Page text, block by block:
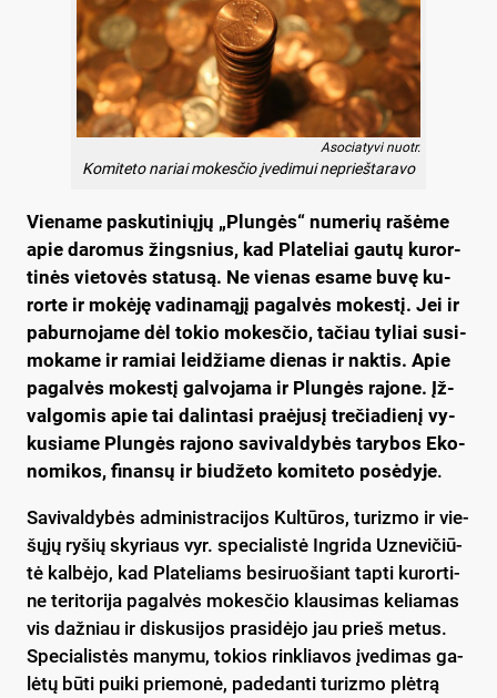
Asociatyvi nuotr.
Ko­mi­te­to na­riai mo­kes­čio įve­di­mui ne­prieš­ta­ra­vo
Vie­na­me pa­sku­ti­nių­jų „Plun­gės“ nu­me­rių ra­šė­me
apie da­ro­mus žings­nius, kad Pla­te­liai gau­tų ku­ror­
ti­nės vie­to­vės sta­tu­są. Ne vie­nas esa­me bu­vę ku­
ror­te ir mo­kė­ję va­di­na­mą­jį pa­gal­vės mo­kes­tį. Jei ir
pa­bur­no­ja­me dėl to­kio mo­kes­čio, ta­čiau ty­liai su­si­
mo­ka­me ir ra­miai lei­džia­me die­nas ir nak­tis. Apie
pa­gal­vės mo­kes­tį gal­vo­ja­ma ir Plun­gės ra­jo­ne. Įž­
val­go­mis apie tai da­lin­ta­si praė­ju­sį tre­čia­die­nį vy­
ku­sia­me Plun­gės ra­jo­no sa­vi­val­dy­bės ta­ry­bos Eko­
no­mi­kos, fi­nan­sų ir biu­dže­to ko­mi­te­to po­sė­dy­je.
Sa­vi­val­dy­bės ad­mi­nist­ra­ci­jos Kul­tū­ros, tu­riz­mo ir vie­
šų­jų ry­šių sky­riaus vyr. spe­cia­lis­tė Ing­ri­da Uz­ne­vi­čiū­
tė kal­bė­jo, kad Pla­te­liams be­si­ruo­šiant tap­ti ku­ror­ti­
ne te­ri­to­ri­ja pa­gal­vės mo­kes­čio klau­si­mas ke­lia­mas
vis daž­niau ir dis­ku­si­jos pra­si­dė­jo jau prieš me­tus.
Spe­cia­lis­tės ma­ny­mu, to­kios rink­lia­vos įve­di­mas ga­
lė­tų bū­ti pui­ki prie­mo­nė, pa­de­dan­ti tu­riz­mo plėt­rą